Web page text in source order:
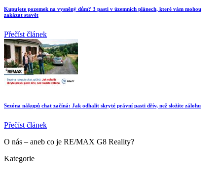
Kupujete pozemek na vysněný dům? 3 pasti v územních plánech, které vám mohou
zakázat stavět
Přečíst článek
Sezóna nákupů chat začíná: Jak odhalit skryté právní pasti dřív, než složíte zálohu
Přečíst článek
O nás – aneb co je RE/MAX G8 Reality?
Kategorie